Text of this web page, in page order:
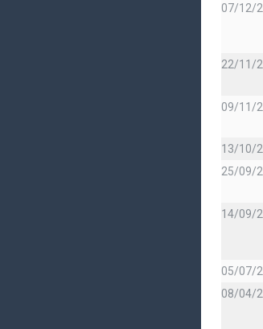
07/12/
22/11/
09/11/
13/10/
25/09/
14/09/
05/07/
08/04/